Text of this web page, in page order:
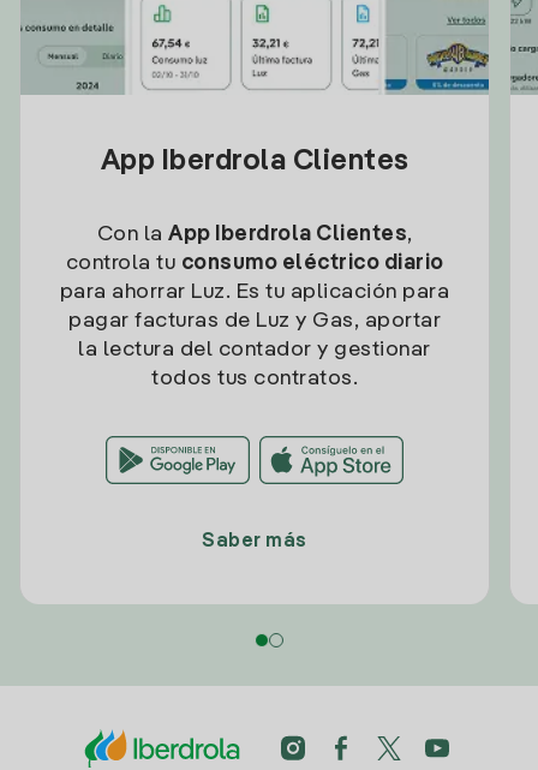
App Iberdrola Clientes
Con la App Iberdrola Clientes,
controla tu consumo eléctrico diario
para ahorrar Luz. Es tu aplicación para
pagar facturas de Luz y Gas, aportar
la lectura del contador y gestionar
todos tus contratos.
Saber más